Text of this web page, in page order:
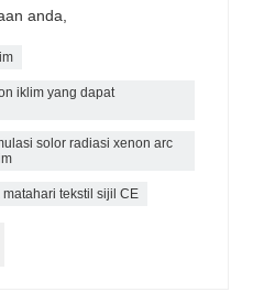
anda,
iklim yang dapat
solor radiasi xenon arc
tekstil sijil CE